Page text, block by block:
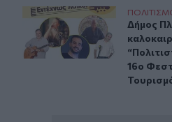
Δήμος Πλατανιά:
Δήμος
Δήμος
16ο